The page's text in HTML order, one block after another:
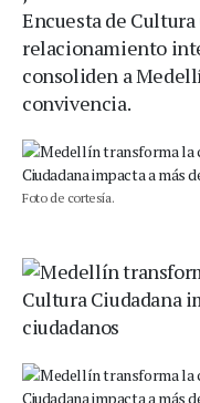
Encuesta de
relacionamiento
consoliden a
convivencia.
Foto de cortesía.